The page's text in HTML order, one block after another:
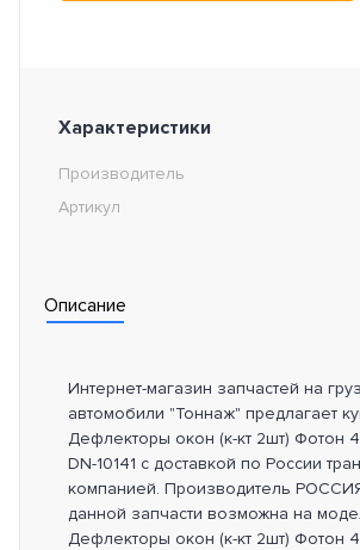
Характеристики
Производитель
Артикул
Описание
Интернет-магазин запчастей на
автомобили "Тоннаж" предлагает
Дефлекторы окон (к-кт 2шт) Фотон
DN-10141 с доставкой по России
компанией. Производитель
данной запчасти возможна на
Дефлекторы окон (к-кт 2шт) Фотон